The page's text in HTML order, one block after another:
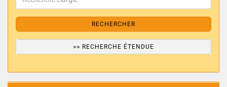
RECHERCHER
>> RECHERCHE ÉTENDUE